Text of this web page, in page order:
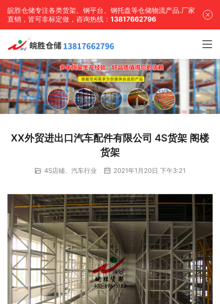
皖胜仓储专注各类货架、钢平台、钢托盘等仓储物流产品.厂家
直销，皆可非标定做，咨询热线： 13817662796
XX外贸进出口汽车配件有限公司 4S货架 阁楼
货架
4S店铺、汽车行业 2021年1月20日 下午3:21